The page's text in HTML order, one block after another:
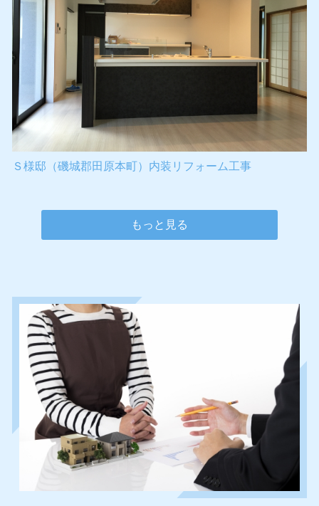
Ｓ様邸（磯城郡田原本町）内装リフォーム工事
もっと見る